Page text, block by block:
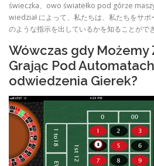
świeczka、owo światełko pod górze
wiedział によって、私たちは、私たちをサ
のような指示を出しているかを知ることがで
Wówczas gdy Możemy
Grając Pod
odwiedzenia Gierek?